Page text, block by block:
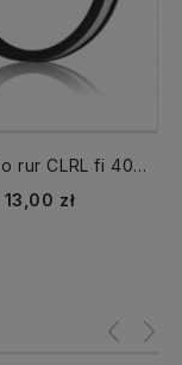
Uchwyt do rur CLRL fi 400 mm z uszczelką
Cena
13,00 zł